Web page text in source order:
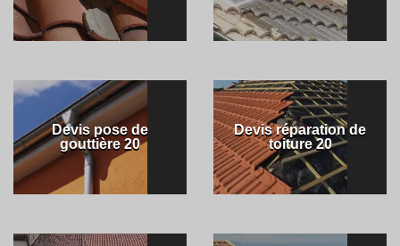
Devis pose de
gouttière 20
Devis réparation de
toiture 20